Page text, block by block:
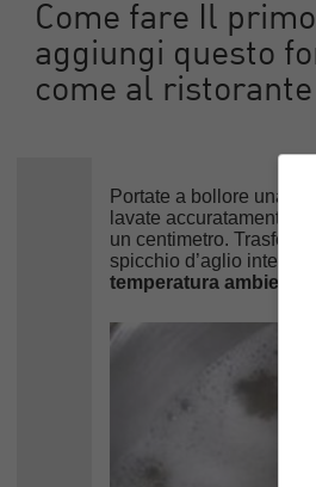
Come fare Il
aggiungi questo
come al ristorante
Portate a bollore una
lavate accuratamente i
un centimetro.
spicchio d’aglio intero
temperatura ambiente